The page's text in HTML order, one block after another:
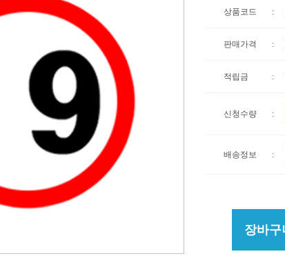
상품코드 :
판매가격 :
적립금 :
신청수량 :
배송정보 :